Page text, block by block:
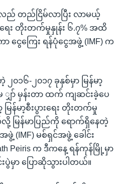
န်လည် တည်ငြိမ်လာပြီး လာမယ့်
းရေး တိုးတက်မှုနှုန်း ၆.၇% အထိ
ေကြေး ရန်ပုံငွေအဖွဲ့ (IMF) က
၁၆-၂၀၁၇ ခုနှစ်မှာ မြန်မာ့
ျှာ် မှန်းတာ ထက် ကျဆင်းခဲ့ပေ
မာ့စီးပွားရေး တိုးတက်မှု
မြန်မာပြည်ကို ရောက်ရှိနေတဲ့
(IMF) မစ်ရှင်အဖွဲ့ ခေါင်း
Peiris က ဒီကနေ့ ရန်ကုန်မြို့မှာ
မှာ ပြောဆိုသွားပါတယ်။